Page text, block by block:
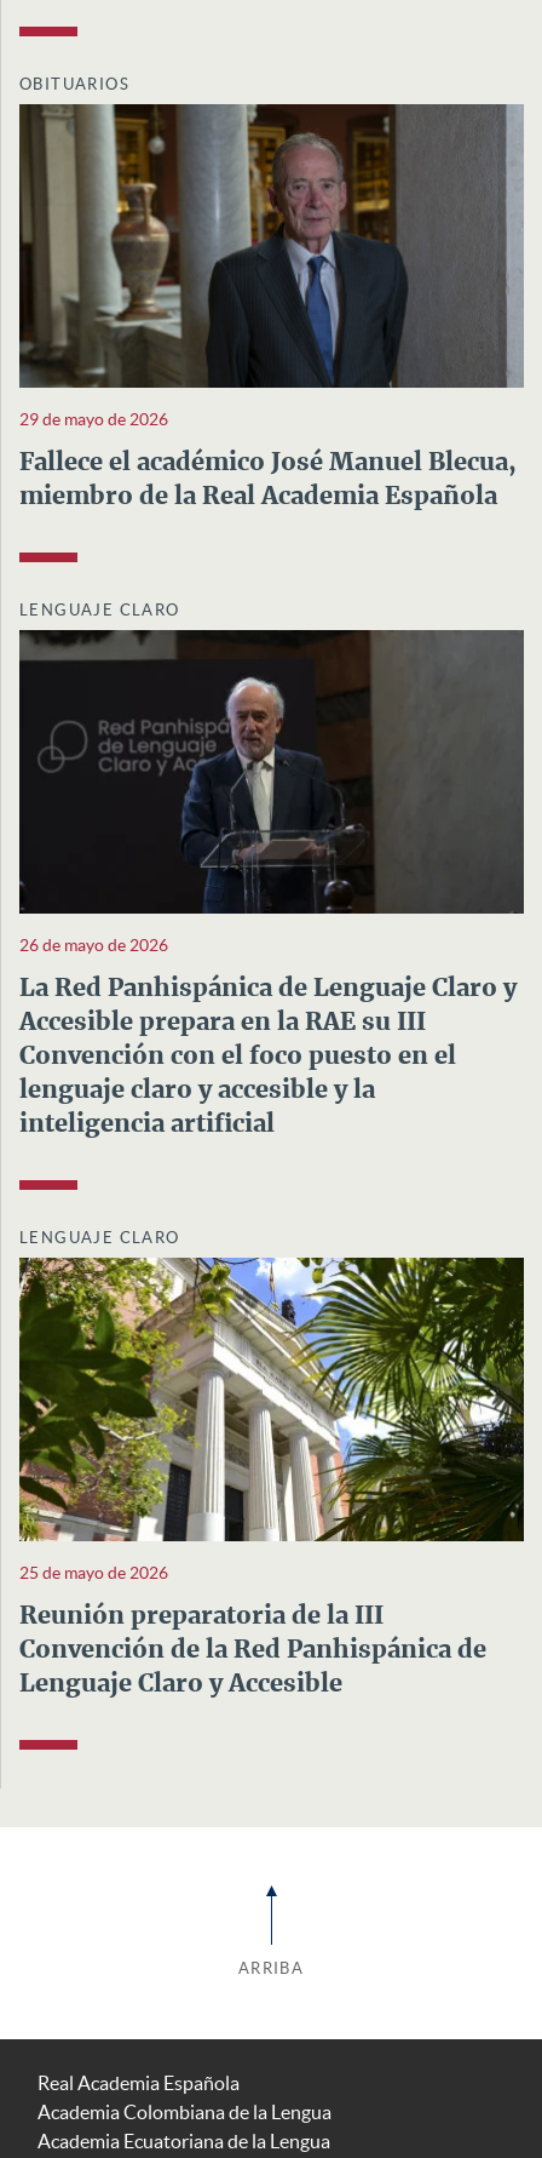
OBITUARIOS
29 de mayo de 2026
Fallece el académico José Manuel Blecua,
miembro de la Real Academia Española
LENGUAJE CLARO
26 de mayo de 2026
La Red Panhispánica de Lenguaje Claro y
Accesible prepara en la RAE su III
Convención con el foco puesto en el
lenguaje claro y accesible y la
inteligencia artificial
LENGUAJE CLARO
25 de mayo de 2026
Reunión preparatoria de la III
Convención de la Red Panhispánica de
Lenguaje Claro y Accesible
ARRIBA
Real Academia Española
Academia Colombiana de la Lengua
Academia Ecuatoriana de la Lengua